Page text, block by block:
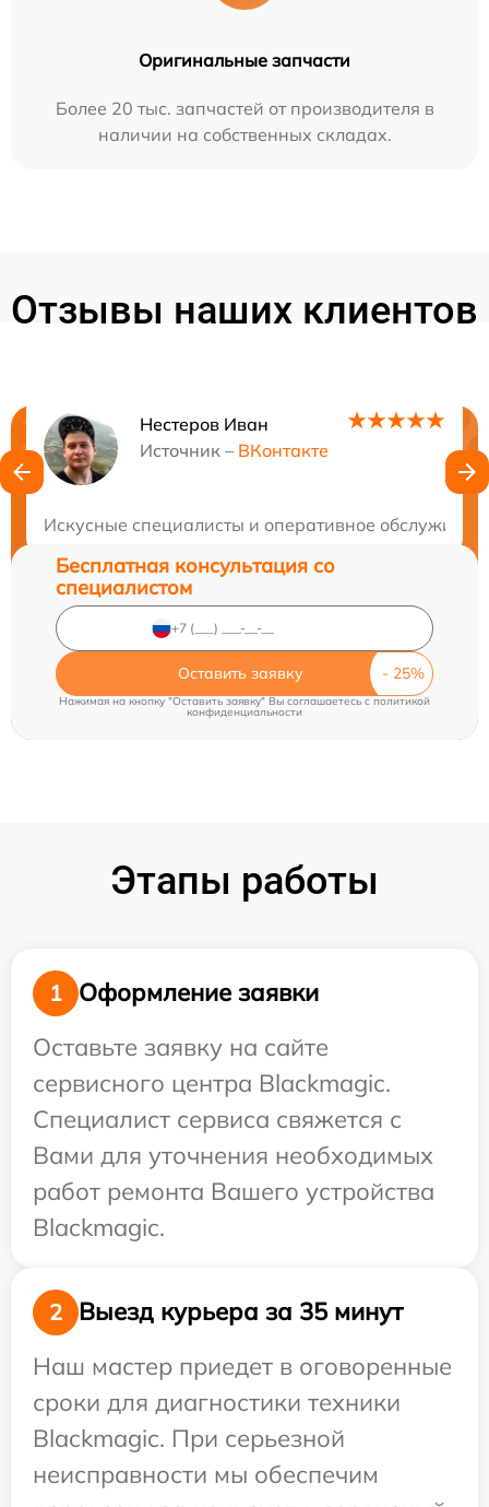
Оригинальные запчасти
Более 20 тыс. запчастей от производителя в
наличии на собственных складах.
Отзывы наших клиентов
Нестеров Иван
Источник – ВКонтакте
Искусные специалисты и оперативное
Нужна консультация?
Бесплатная консультация со
специалистом
Оставить заявку
Нажимая на кнопку "Оставить заявку" Вы соглашаетесь cполитикой
конфиденциальности
Этапы работы
1
Оформление заявки
Оставьте заявку на сайте
сервисного центра Blackmagic.
Специалист сервиса свяжется с
Вами для уточнения необходимых
работ ремонта Вашего устройства
Blackmagic.
2
Выезд курьера за 35 минут
Наш мастер приедет в оговоренные
сроки для диагностики техники
Blackmagic. При серьезной
неисправности мы обеспечим